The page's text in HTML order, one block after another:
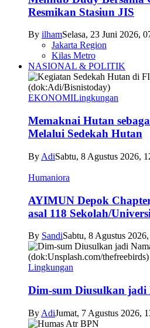
Resmikan Stasiun JIS
By ilhamSelasa, 23 Juni 2026,
Jakarta Region
Kilas Metro
NASIONAL & POLITIK
EKONOMILingkungan
Memaknai Hutan
Melalui Sedekah Hutan
By AdiSabtu, 8 Agustus 2026,
Humaniora
AYIMUN Depok
asal 118 Sekolah/
By SandiSabtu, 8 Agustus
Lingkungan
Dim-sum Diusulkan jadi
By AdiJumat, 7 Agustus 2026,